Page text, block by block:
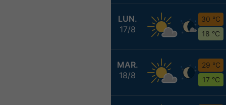
LUN.
17/8
30 °C
18 °C
MAR.
18/8
29 °C
17 °C